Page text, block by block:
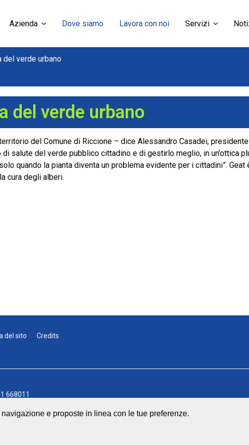
Azienda Dove siamo Lavora con noi Servizi
del verde urbano
del verde urbano
del Comune di Riccione – dice Alessandro Casadei,
salute del verde pubblico cittadino e di gestirlo meglio, in un’ottica
quando la pianta diventa un problema evidente per i cittadini”. Geat
cura degli alberi.
del sito Credits
668011
e proposte in linea con le tue preferenze.